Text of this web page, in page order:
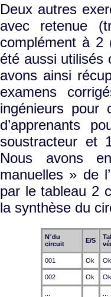
Deux autres
avec retenue
complément à 2
été aussi utilisés
avons ainsi
examens
ingénieurs pour
d’apprenants
soustracteur et
Nous avons
manuelles » de
par le tableau 2
la synthèse du
N˚du
circuit
E/S
001 Ok Ok
002 Ok Ok